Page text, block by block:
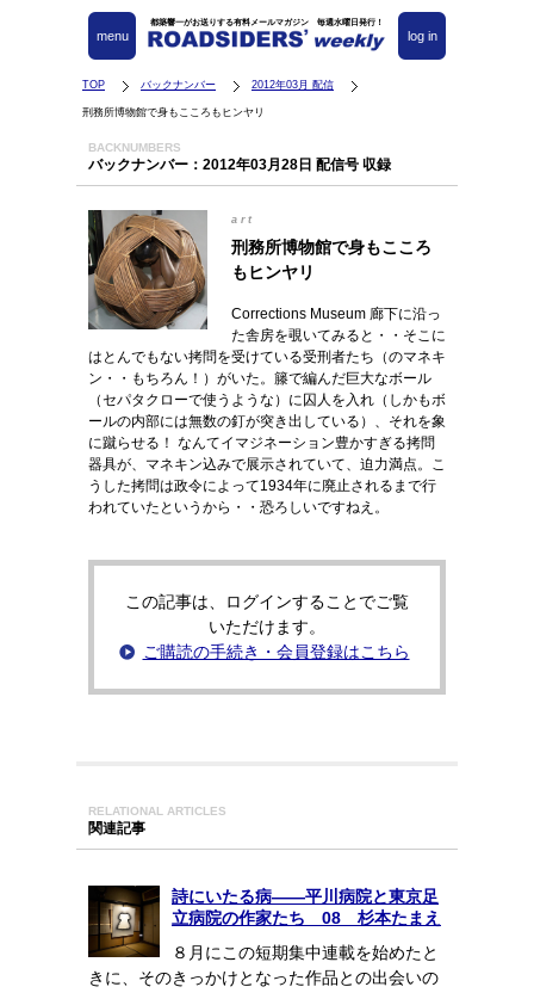
都築響一がお送りする有料メールマガジン 毎週水曜日発行！
log in
menu
TOP バックナンバー 2012年03月 配信
刑務所博物館で身もこころもヒンヤリ
BACKNUMBERS
バックナンバー：2012年03月28日 配信号 収録
art
刑務所博物館で身もこころ
もヒンヤリ
Corrections Museum 廊下に沿っ
た舎房を覗いてみると・・そこに
はとんでもない拷問を受けている受刑者たち（のマネキ
ン・・もちろん！）がいた。籐で編んだ巨大なボール
（セパタクローで使うような）に囚人を入れ（しかもボ
ールの内部には無数の釘が突き出している）、それを象
に蹴らせる！ なんてイマジネーション豊かすぎる拷問
器具が、マネキン込みで展示されていて、迫力満点。こ
うした拷問は政令によって1934年に廃止されるまで行
われていたというから・・恐ろしいですねえ。
この記事は、ログインすることでご覧
いただけます。
ご購読の手続き・会員登録はこちら
RELATIONAL ARTICLES
関連記事
詩にいたる病――平川病院と東京足
立病院の作家たち 08 杉本たまえ
８月にこの短期集中連載を始めたと
きに、そのきっかけとなった作品との出会いの